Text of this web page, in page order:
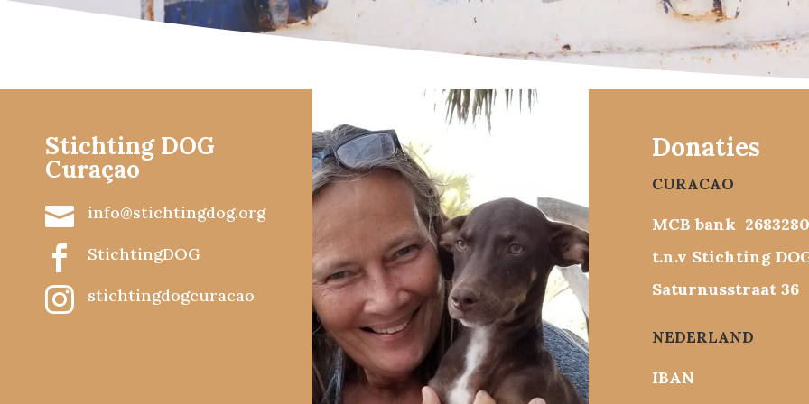
Stichting DOG
Curaçao
 info@stichtingdog.org
 StichtingDOG
 stichtingdogcuracao
Donaties
CURACAO
MCB bank
t.n.v Stichting
Saturnusstraat 36
NEDERLAND
IBAN